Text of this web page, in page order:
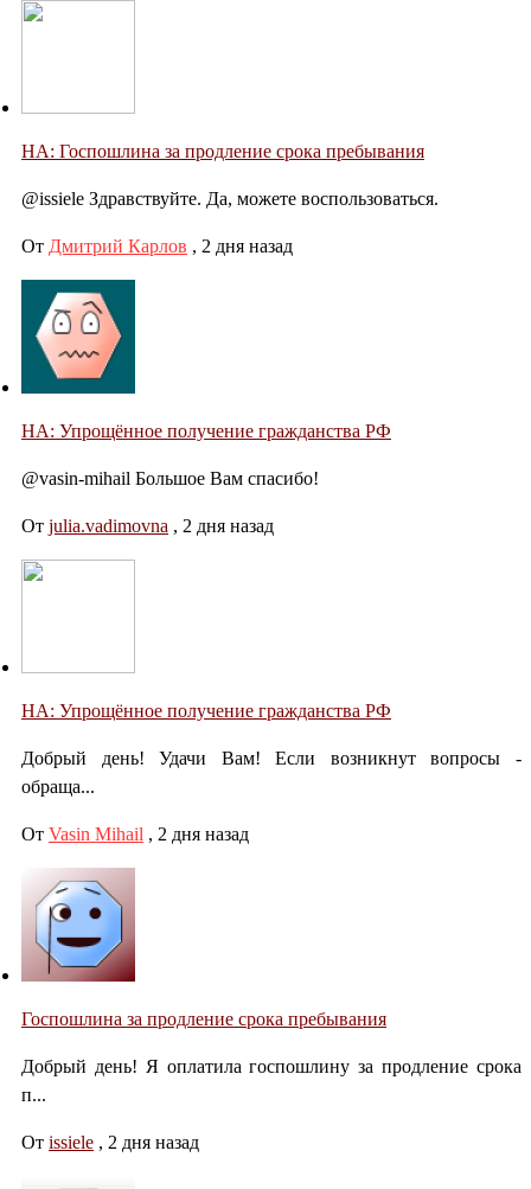
НА: Госпошлина за продление срока пребывания
@issiele Здравствуйте. Да, можете воспользоваться.
От Дмитрий Карлов , 2 дня назад
НА: Упрощённое получение гражданства РФ
@vasin-mihail Большое Вам спасибо!
От julia.vadimovna , 2 дня назад
НА: Упрощённое получение гражданства РФ
Добрый день! Удачи Вам! Если возникнут вопросы -
обраща...
От Vasin Mihail , 2 дня назад
Госпошлина за продление срока пребывания
Добрый день! Я оплатила госпошлину за продление срока
п...
От issiele , 2 дня назад